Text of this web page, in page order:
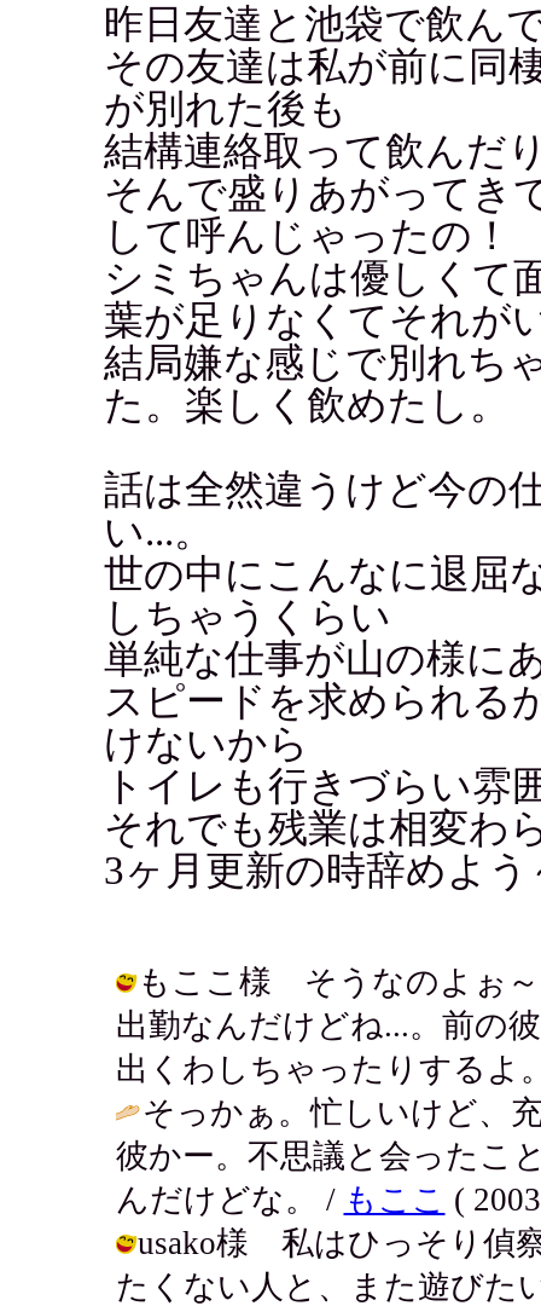
昨日友達と池袋で飲ん
その友達は私が前に同
が別れた後も
結構連絡取って飲んだ
そんで盛りあがってき
して呼んじゃったの！
シミちゃんは優しくて
葉が足りなくてそれが
結局嫌な感じで別れち
た。楽しく飲めたし。
話は全然違うけど今の
い...。
世の中にこんなに退屈
しちゃうくらい
単純な仕事が山の様に
スピードを求められる
けないから
トイレも行きづらい雰
それでも残業は相変わ
3ヶ月更新の時辞めよう
もここ様 そうなのよぉ～
出勤なんだけどね...。前の
出くわしちゃったりするよ
そっかぁ。忙しいけど、
彼かー。不思議と会ったこ
んだけどな。 / もここ (
usako様 私はひっそり偵
たくない人と、また遊びた